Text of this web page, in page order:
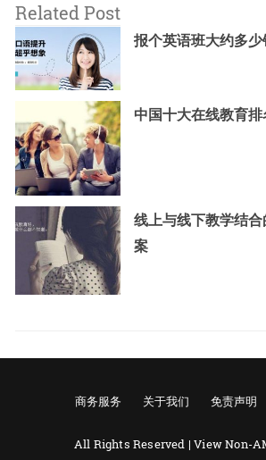
Related Post
报个英语班大约多少
中国十大在线教育排
线上与线下教学结
案
商务服务 关于我们 免责声明
All Rights Reserved |View Non-